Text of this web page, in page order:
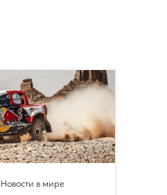
Новости в мире